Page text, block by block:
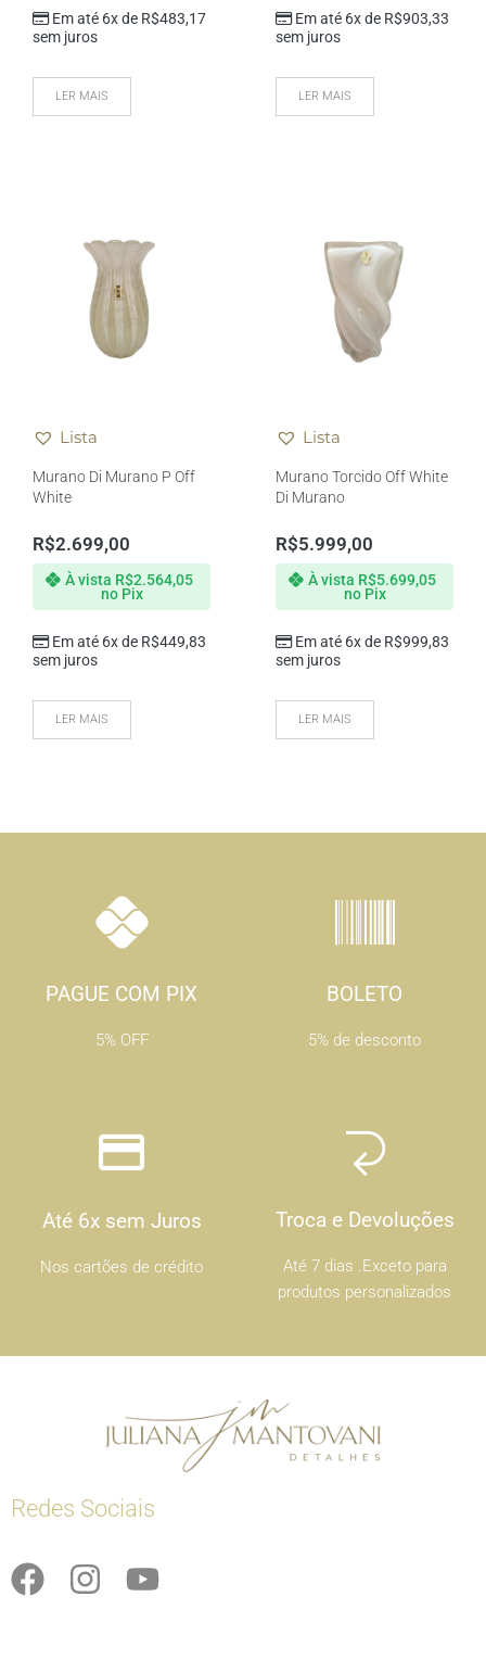
Em até 6x de R$483,17
sem juros
LER MAIS
Em até 6x de R$903,33
sem juros
LER MAIS
Lista
Murano Di Murano P Off
White
R$2.699,00
Em até 6x de R$449,83
sem juros
À vista R$2.564,05
no Pix
LER MAIS
Lista
Murano Torcido Off White
Di Murano
R$5.999,00
Em até 6x de R$999,83
sem juros
À vista R$5.699,05
no Pix
LER MAIS
PAGUE COM PIX
5% OFF
BOLETO
5% de desconto
Até 6x sem Juros
Nos cartões de crédito
Troca e Devoluções
Até 7 dias .Exceto para
produtos personalizados
Redes Sociais
F
I
Y